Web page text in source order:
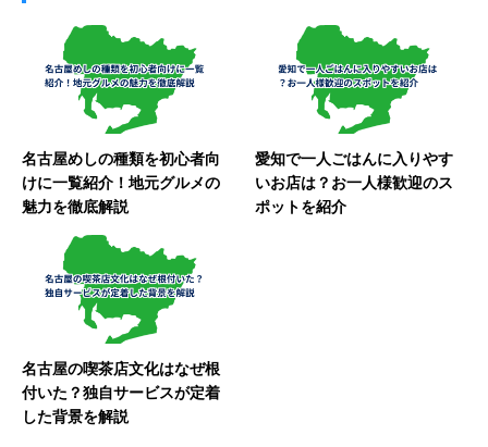
名古屋めしの種類を初心者向
けに一覧紹介！地元グルメの
魅力を徹底解説
愛知で一人ごはんに入りやす
いお店は？お一人様歓迎のス
ポットを紹介
名古屋の喫茶店文化はなぜ根
付いた？独自サービスが定着
した背景を解説